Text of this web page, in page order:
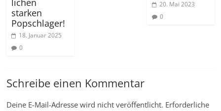
lichen
starken
Popschlager!
18. Januar 2025
0
20. Mai 2023
0
Schreibe einen Kommentar
Deine E-Mail-Adresse wird nicht veröffentlicht. Erforderliche